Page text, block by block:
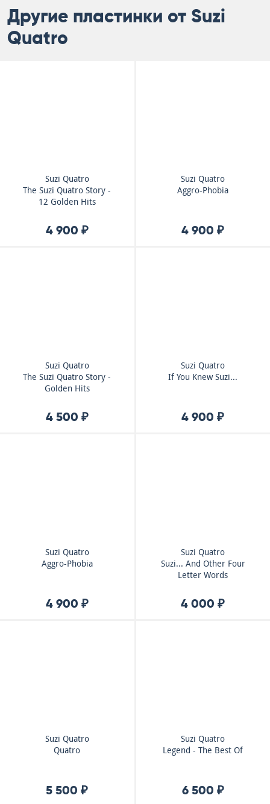
Другие пластинки от Suzi
Quatro
Suzi Quatro
The Suzi Quatro Story -
12 Golden Hits
4 900 ₽
Suzi Quatro
Aggro-Phobia
4 900 ₽
Suzi Quatro
The Suzi Quatro Story -
Golden Hits
4 500 ₽
Suzi Quatro
If You Knew Suzi...
4 900 ₽
Suzi Quatro
Aggro-Phobia
4 900 ₽
Suzi Quatro
Suzi... And Other Four
Letter Words
4 000 ₽
Suzi Quatro
Quatro
5 500 ₽
Suzi Quatro
Legend - The Best Of
6 500 ₽